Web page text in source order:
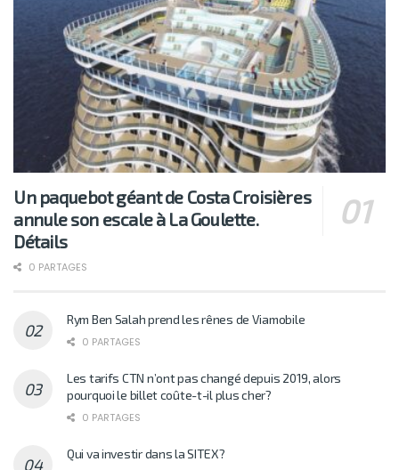
Un paquebot géant de Costa Croisières
annule son escale à La Goulette.
Détails
0 PARTAGES
Rym Ben Salah prend les rênes de Viamobile
0 PARTAGES
Les tarifs CTN n’ont pas changé depuis 2019, alors
pourquoi le billet coûte-t-il plus cher?
0 PARTAGES
Qui va investir dans la SITEX?